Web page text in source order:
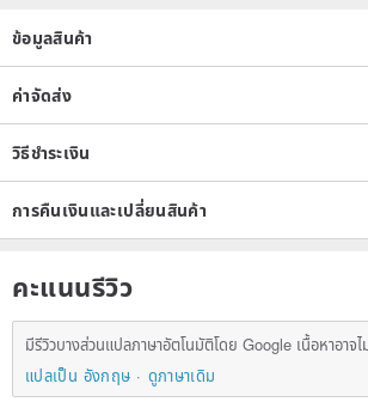
ข้อมูลสินค้า
ค่าจัดส่ง
วิธีชำระเงิน
การคืนเงินและเปลี่ยนสินค้า
คะแนนรีวิว
มีรีวิวบางส่วนแปลภาษาอัตโนมัติโดย Google เนื้อหาอาจ
แปลเป็น อังกฤษ
ดูภาษาเดิม